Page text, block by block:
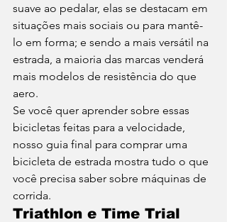
suave ao pedalar, elas se destacam em
situações mais sociais ou para mantê-
lo em forma; e sendo a mais versátil na
estrada, a maioria das marcas venderá
mais modelos de resistência do que
aero.
Se você quer aprender sobre essas
bicicletas feitas para a velocidade,
nosso guia final para comprar uma
bicicleta de estrada mostra tudo o que
você precisa saber sobre máquinas de
corrida.
Triathlon e Time Trial